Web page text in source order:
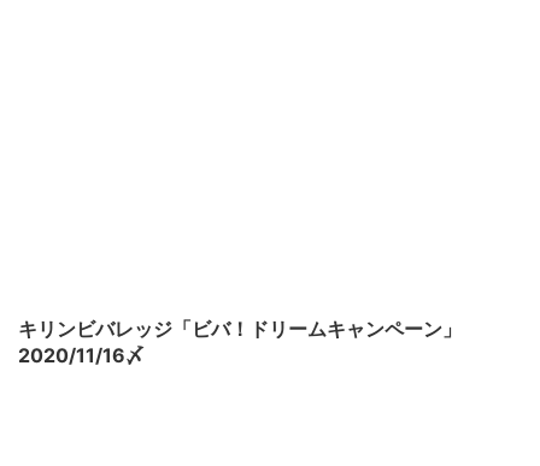
キリンビバレッジ「ビバ！ドリームキャンペーン」
2020/11/16〆